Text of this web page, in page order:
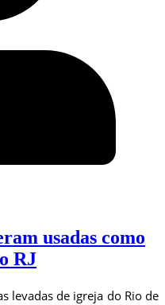
usadas como
RJ
levadas de igreja do Rio de